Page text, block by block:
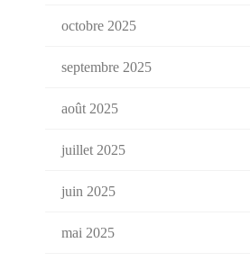
octobre 2025
septembre 2025
août 2025
juillet 2025
juin 2025
mai 2025